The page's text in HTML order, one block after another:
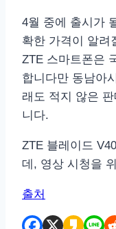
4월 중에 출시가
확한 가격이 알려
ZTE 스마트폰은
합니다만 동남아
래도 적지 않은
니다.
ZTE 블레이드
데, 영상 시청을
출처